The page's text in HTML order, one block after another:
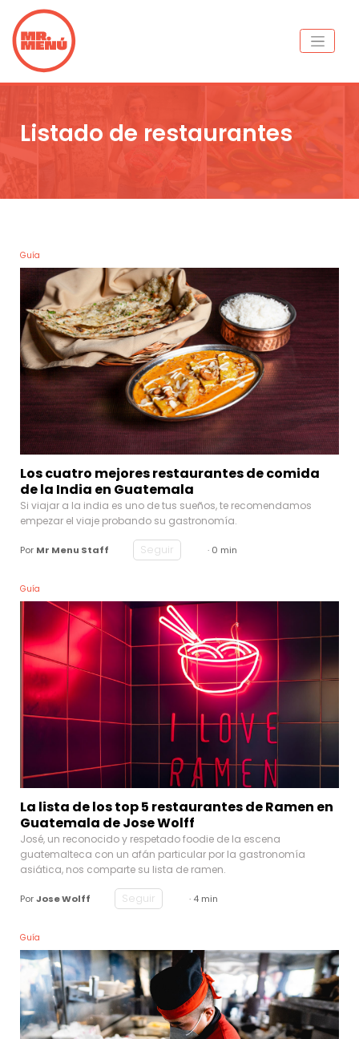
Listado de restaurantes
Guía
Los cuatro mejores restaurantes de comida
de la India en Guatemala
Si viajar a la india es uno de tus sueños, te recomendamos
empezar el viaje probando su gastronomía.
Por Mr Menu Staff Seguir · 0 min
Guía
La lista de los top 5 restaurantes de Ramen en
Guatemala de Jose Wolff
José, un reconocido y respetado foodie de la escena
guatemalteca con un afán particular por la gastronomía
asiática, nos comparte su lista de ramen.
PorJose Wolff Seguir · 4 min
Guía